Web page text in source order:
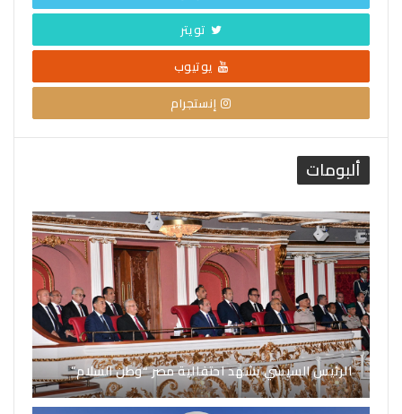
تويتر
يوتيوب
إنستجرام
ألبومات
الرئيس السيسي يشهد احتفالية مصر “وطن السلام”